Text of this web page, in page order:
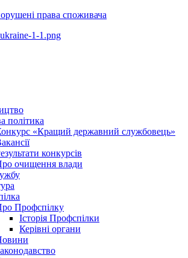
права споживача
політика
«Кращий державний службовець»
конкурсів
очищення влади
Профспілку
Історія Профспілки
Керівні органи